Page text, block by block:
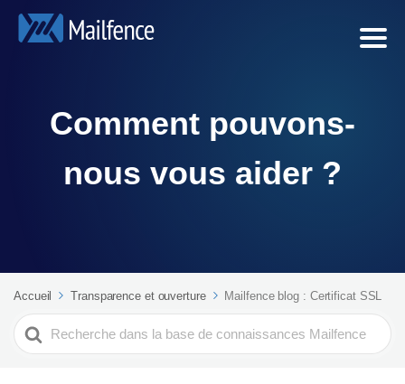
Comment pouvons-
nous vous aider ?
Accueil Transparence et ouverture Mailfence blog : Certificat SSL
Search
For